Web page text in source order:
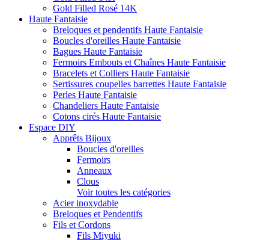
Gold Filled Rosé 14K
Haute Fantaisie
Breloques et pendentifs Haute Fantaisie
Boucles d'oreilles Haute Fantaisie
Bagues Haute Fantaisie
Fermoirs Embouts et Chaînes Haute Fantaisie
Bracelets et Colliers Haute Fantaisie
Sertissures coupelles barrettes Haute Fantaisie
Perles Haute Fantaisie
Chandeliers Haute Fantaisie
Cotons cirés Haute Fantaisie
Espace DIY
Apprêts Bijoux
Boucles d'oreilles
Fermoirs
Anneaux
Clous
Voir toutes les catégories
Acier inoxydable
Breloques et Pendentifs
Fils et Cordons
Fils Miyuki